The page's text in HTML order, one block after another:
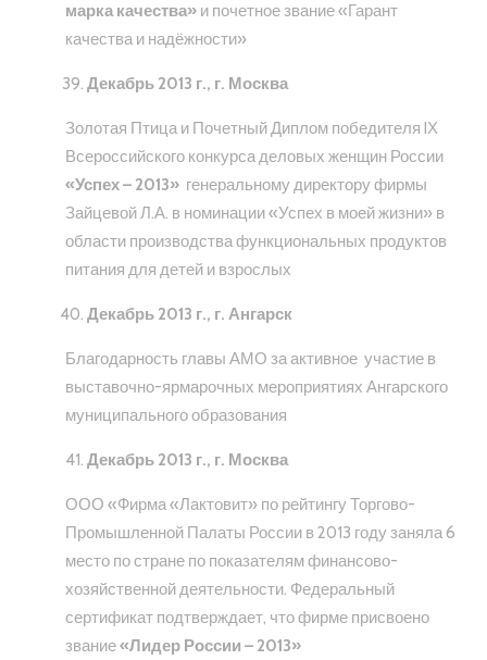
марка качества» и почетное звание «Гарант
качества и надёжности»
Декабрь 2013 г., г. Москва
Золотая Птица и Почетный Диплом победителя IХ
Всероссийского конкурса деловых женщин России
«Успех – 2013» генеральному директору фирмы
Зайцевой Л.А. в номинации «Успех в моей жизни» в
области производства функциональных продуктов
питания для детей и взрослых
Декабрь 2013 г., г. Ангарск
Благодарность главы АМО за активное участие в
выставочно-ярмарочных мероприятиях Ангарского
муниципального образования
Декабрь 2013 г., г. Москва
ООО «Фирма «Лактовит» по рейтингу Торгово-
Промышленной Палаты России в 2013 году заняла 6
место по стране по показателям финансово-
хозяйственной деятельности. Федеральный
сертификат подтверждает, что фирме присвоено
звание«Лидер России – 2013»